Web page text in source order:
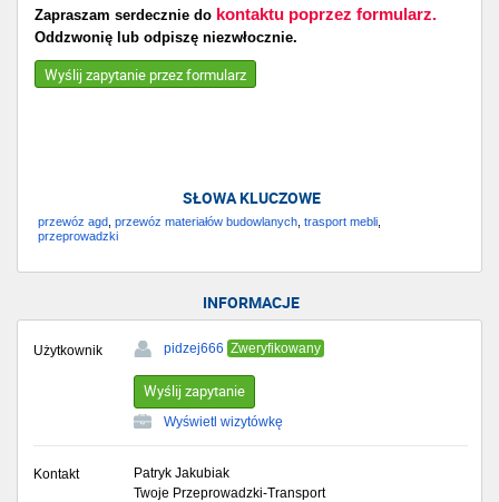
Zapraszam serdecznie do kontaktu poprzez formularz.
Oddzwonię lub odpiszę niezwłocznie.
Wyślij zapytanie przez formularz
SŁOWA KLUCZOWE
przewóz agd przewóz materiałów budowlanych trasport mebli
przeprowadzki
INFORMACJE
Użytkownik pidzej666 Zweryfikowany
Wyślij zapytanie
Wyświetl wizytówkę
Kontakt
Patryk Jakubiak
Twoje Przeprowadzki-Transport